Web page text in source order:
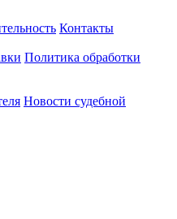
Контакты
Политика обработки
Новости судебной